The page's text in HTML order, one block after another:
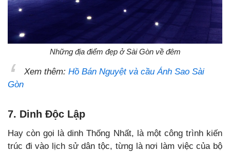
Những địa điểm đẹp ở Sài Gòn về đêm
Xem thêm: Hồ Bán Nguyệt và cầu Ánh Sao Sài
Gòn
7. Dinh Độc Lập
Hay còn gọi là dinh Thống Nhất, là một công trình kiến
trúc đi vào lịch sử dân tộc, từng là nơi làm việc của bộ